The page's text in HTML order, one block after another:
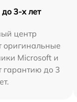
3-х лет
центр
оригинальные
Microsoft и
гарантию до 3